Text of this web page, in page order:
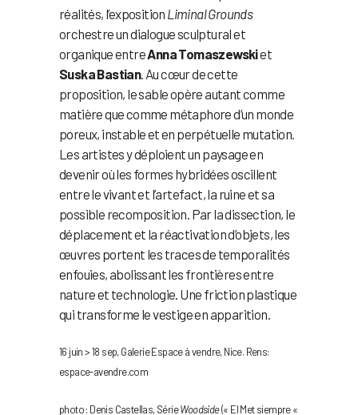
réalités, l’exposition Liminal Grounds
orchestre un dialogue sculptural et
organique entreAnna Tomaszewskiet
Suska Bastian. Au cœur de cette
proposition, le sable opère autant comme
matière que comme métaphore d’un monde
poreux, instable et en perpétuelle mutation.
Les artistes y déploient un paysage en
devenir où les formes hybridées oscillent
entre le vivant et l’artefact, la ruine et sa
possible recomposition. Par la dissection, le
déplacement et la réactivation d’objets, les
œuvres portent les traces de temporalités
enfouies, abolissant les frontières entre
nature et technologie. Une friction plastique
qui transforme le vestige en apparition.
16 juin > 18 sep, Galerie Espace à vendre, Nice. Rens:
espace-avendre.com
photo : Denis Castellas, SérieWoodside(« El Met siempre «